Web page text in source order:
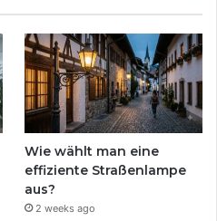
Wie wählt man eine
effiziente Straßenlampe
aus?
2 weeks ago